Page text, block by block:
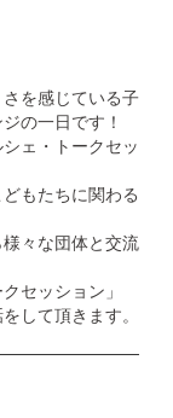
を感じている子
の一日です！
ェ・トークセッ
もたちに関わる
々な団体と交流
セッション」
して頂きます。